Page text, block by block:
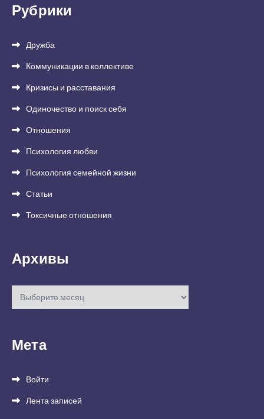
Рубрики
Дружба
Коммуникации в коллективе
Кризисы и расставания
Одиночество и поиск себя
Отношения
Психология любви
Психология семейной жизни
Статьи
Токсичные отношения
Архивы
Архивы
Мета
Войти
Лента записей